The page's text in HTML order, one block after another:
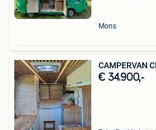
Mons
€ 34.900,-